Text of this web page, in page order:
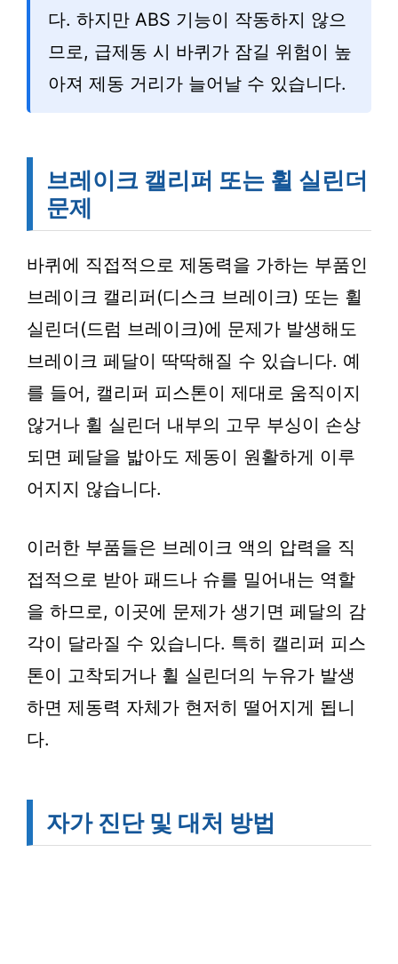
다. 하지만 ABS 기능이 작동하지 않으
므로, 급제동 시 바퀴가 잠길 위험이 높
아져 제동 거리가 늘어날 수 있습니다.
브레이크 캘리퍼 또는 휠 실린더
문제
바퀴에 직접적으로 제동력을 가하는 부품인
브레이크 캘리퍼(디스크 브레이크) 또는 휠
실린더(드럼 브레이크)에 문제가 발생해도
브레이크 페달이 딱딱해질 수 있습니다. 예
를 들어, 캘리퍼 피스톤이 제대로 움직이지
않거나 휠 실린더 내부의 고무 부싱이 손상
되면 페달을 밟아도 제동이 원활하게 이루
어지지 않습니다.
이러한 부품들은 브레이크 액의 압력을 직
접적으로 받아 패드나 슈를 밀어내는 역할
을 하므로, 이곳에 문제가 생기면 페달의 감
각이 달라질 수 있습니다. 특히 캘리퍼 피스
톤이 고착되거나 휠 실린더의 누유가 발생
하면 제동력 자체가 현저히 떨어지게 됩니
다.
자가 진단 및 대처 방법